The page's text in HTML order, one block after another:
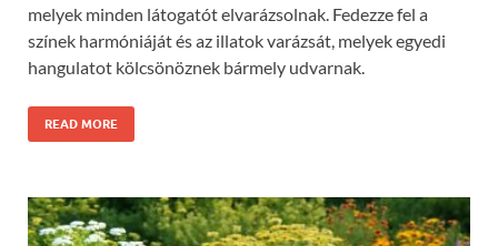
melyek minden látogatót elvarázsolnak. Fedezze fel a
színek harmóniáját és az illatok varázsát, melyek egyedi
hangulatot kölcsönöznek bármely udvarnak.
READ MORE